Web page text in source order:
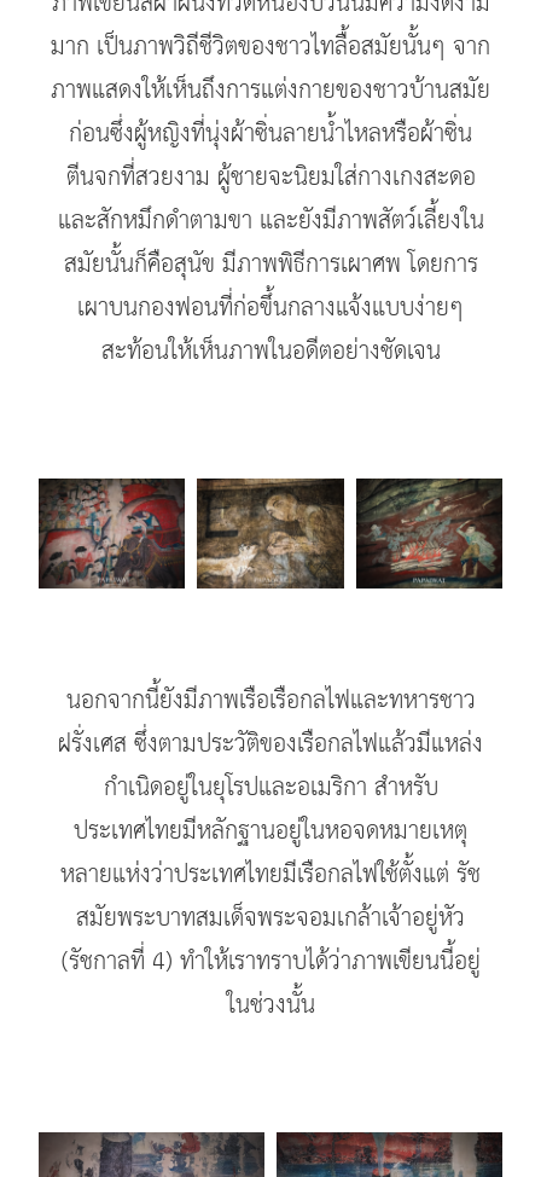
มาก เป็นภาพวิถีชีวิตของชาวไทลื้อสมัยนั้นๆ จาก
ภาพแสดงให้เห็นถึงการแต่งกายของชาวบ้านสมัย
ก่อนซึ่งผู้หญิงที่นุ่งผ้าซิ่นลายน้ำไหลหรือผ้าซิ่น
ตีนจกที่สวยงาม ผู้ชายจะนิยมใส่กางเกงสะดอ
และสักหมึกดำตามขา และยังมีภาพสัตว์เลี้ยงใน
สมัยนั้นก็คือสุนัข มีภาพพิธีการเผาศพ โดยการ
เผาบนกองฟอนที่ก่อขึ้นกลางแจ้งแบบง่ายๆ
สะท้อนให้เห็นภาพในอดีตอย่างชัดเจน
นอกจากนี้ยังมีภาพเรือเรือกลไฟและทหารชาว
ฝรั่งเศส ซึ่งตามประวัติของเรือกลไฟแล้วมีแหล่ง
กำเนิดอยู่ในยุโรปและอเมริกา สำหรับ
ประเทศไทยมีหลักฐานอยู่ในหอจดหมายเหตุ
หลายแห่งว่าประเทศไทยมีเรือกลไฟใช้ตั้งแต่ รัช
สมัยพระบาทสมเด็จพระจอมเกล้าเจ้าอยู่หัว
(รัชกาลที่ 4) ทำให้เราทราบได้ว่าภาพเขียนนี้อยู่
ในช่วงนั้น